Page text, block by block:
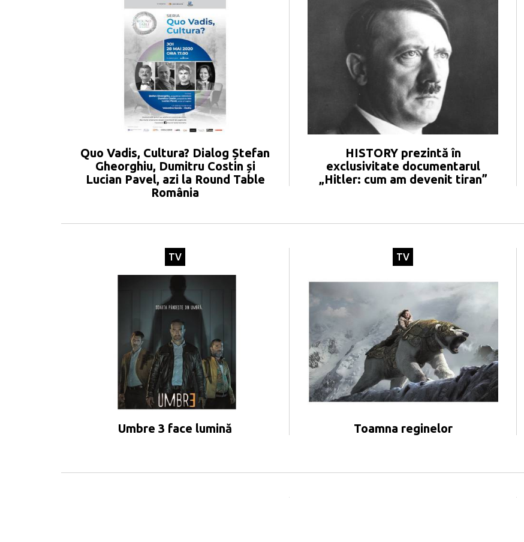
Quo Vadis, Cultura? Dialog Ștefan
Gheorghiu, Dumitru Costin și
Lucian Pavel, azi la Round Table
România
HISTORY prezintă în
exclusivitate documentarul
„Hitler: cum am devenit tiran”
TV
Umbre 3 face lumină
TV
Toamna reginelor